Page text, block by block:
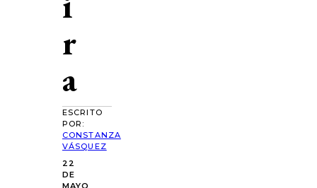
r
a
ESCRITO
POR:
CONSTANZA
VÁSQUEZ
22
DE
MAYO